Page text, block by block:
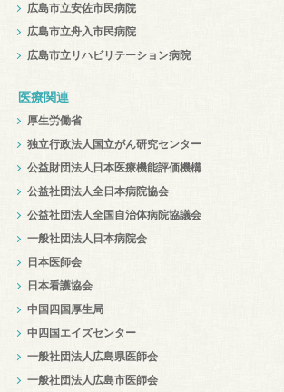
広島市立安佐市民病院
広島市立舟入市民病院
広島市立リハビリテーション病院
医療関連
厚生労働省
独立行政法人国立がん研究センター
公益財団法人日本医療機能評価機構
公益社団法人全日本病院協会
公益社団法人全国自治体病院協議会
一般社団法人日本病院会
日本医師会
日本看護協会
中国四国厚生局
中四国エイズセンター
一般社団法人広島県医師会
一般社団法人広島市医師会